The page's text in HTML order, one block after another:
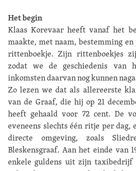
Het begin
Klaas Korevaar heeft vanaf het
maakte, met naam, bestemming
rittenboekje. Zijn rittenboekjes
zodat we de geschiedenis van
inkomsten daarvan nog kunnen
Zo lezen we dat als allereerste
van de Graaf, die hij op 21
heeft gehaald voor 72 cent. De
eveneens slechts één ritje per dag,
directe omgeving, zoals
Bleskensgraaf. Aan het einde van
enkele guldens uit zijn taxibedrijf